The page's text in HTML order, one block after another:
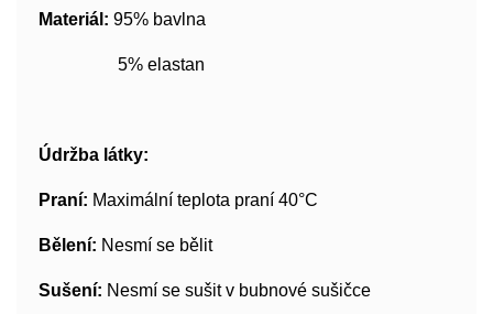
Materiál: 95% bavlna
5% elastan
Údržba látky:
Praní: Maximální teplota praní 40°C
Bělení: Nesmí se bělit
Sušení: Nesmí se sušit v bubnové sušičce